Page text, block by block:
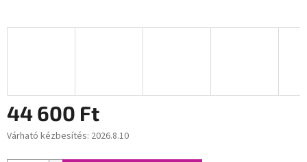
44 600 Ft
Egységár:
Várható kézbesítés: 2026.8.10